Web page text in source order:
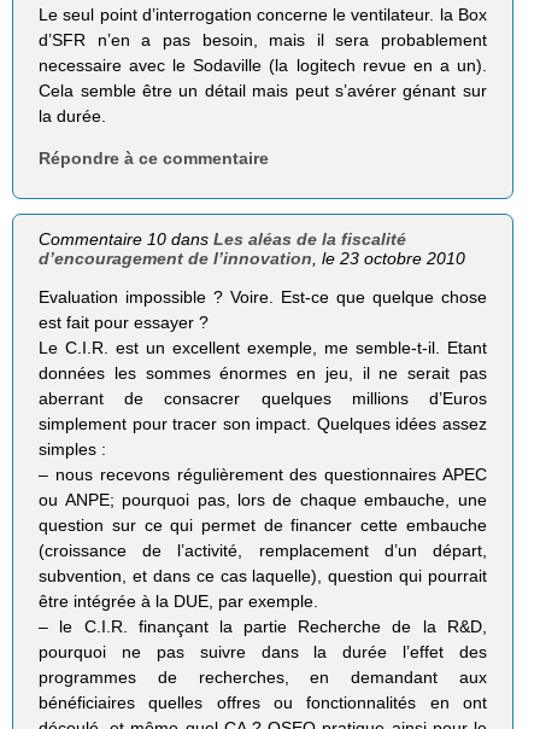
Le seul point d’interrogation concerne le ventilateur. la Box
d’SFR n’en a pas besoin, mais il sera probablement
necessaire avec le Sodaville (la logitech revue en a un).
Cela semble être un détail mais peut s’avérer génant sur
la durée.
Répondre à ce commentaire
Commentaire 10 dansLes aléas de la fiscalité
d’encouragement de l’innovation , le 23 octobre 2010
Evaluation impossible ? Voire. Est-ce que quelque chose
est fait pour essayer ?
Le C.I.R. est un excellent exemple, me semble-t-il. Etant
données les sommes énormes en jeu, il ne serait pas
aberrant de consacrer quelques millions d’Euros
simplement pour tracer son impact. Quelques idées assez
simples :
– nous recevons régulièrement des questionnaires APEC
ou ANPE; pourquoi pas, lors de chaque embauche, une
question sur ce qui permet de financer cette embauche
(croissance de l’activité, remplacement d’un départ,
subvention, et dans ce cas laquelle), question qui pourrait
être intégrée à la DUE, par exemple.
– le C.I.R. finançant la partie Recherche de la R&D,
pourquoi ne pas suivre dans la durée l’effet des
programmes de recherches, en demandant aux
bénéficiaires quelles offres ou fonctionnalités en ont